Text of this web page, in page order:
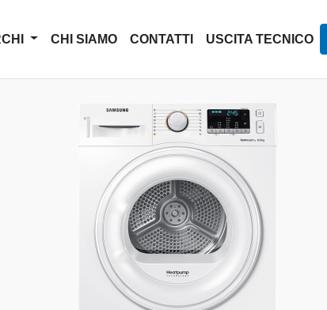
CHI SIAMO CONTATTI USCITA TECNICO